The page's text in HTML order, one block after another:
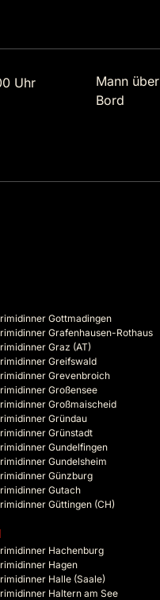
Uhr
Mann über
Bord
Gottmadingen
Grafenhausen-Rothaus
Graz (AT)
Greifswald
Grevenbroich
Großensee
Großmaischeid
Gründau
Grünstadt
Gundelfingen
Gundelsheim
Günzburg
Gutach
Güttingen (CH)
Hachenburg
Hagen
Halle (Saale)
Haltern am See